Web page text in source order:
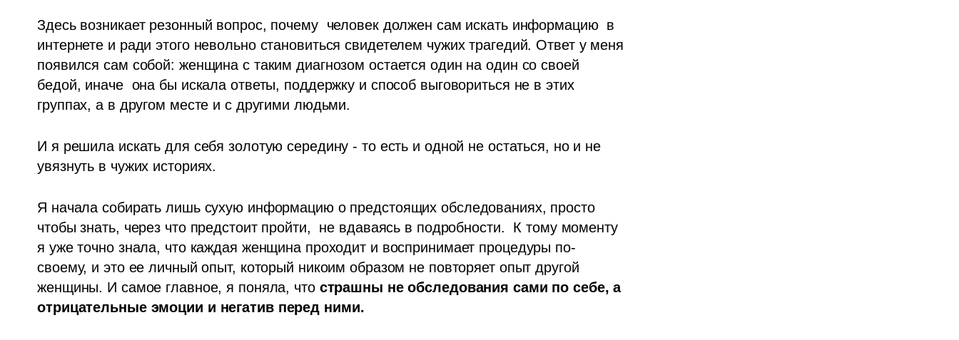
Здесь возникает резонный вопрос, почему  человек должен сам искать информацию  в
интернете и ради этого невольно становиться свидетелем чужих трагедий. Ответ у меня
появился сам собой: женщина с таким диагнозом остается один на один со своей
бедой, иначе  она бы искала ответы, поддержку и способ выговориться не в этих
группах, а в другом месте и с другими людьми.
И я решила искать для себя золотую середину - то есть и одной не остаться, но и не
увязнуть в чужих историях.
Я начала собирать лишь сухую информацию о предстоящих обследованиях, просто
чтобы знать, через что предстоит пройти,  не вдаваясь в подробности.  К тому моменту
я уже точно знала, что каждая женщина проходит и воспринимает процедуры по-
своему, и это ее личный опыт, который никоим образом не повторяет опыт другой
женщины. И самое главное, я поняла, что страшны не обследования сами по себе, а
отрицательные эмоции и негатив перед ними.